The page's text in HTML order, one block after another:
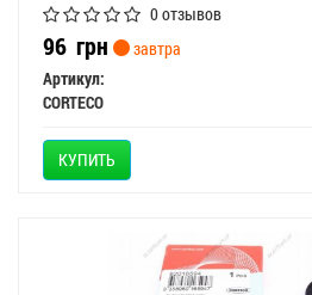
0 отзывов
96 грн
завтра
Артикул:
CORTECO
КУПИТЬ